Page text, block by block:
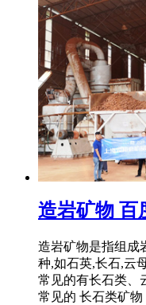
造岩矿物 百
造岩矿物是指组成
种,如石英,长石,云
常见的有长石类、
常见的 长石类矿